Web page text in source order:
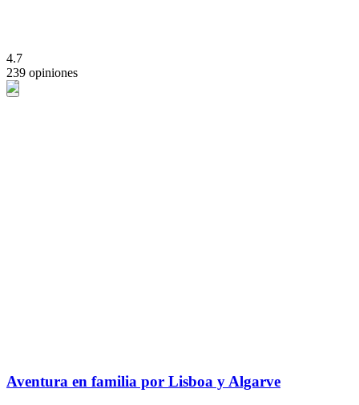
4.7
239 opiniones
Aventura en familia por Lisboa y Algarve